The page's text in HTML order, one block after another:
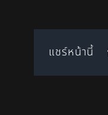
แชร์หน้านี้